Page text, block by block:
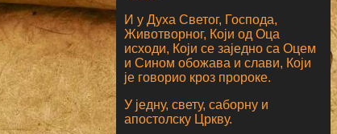
И у Духа Светог, Господа,
Животворног, Који од Оца
исходи, Који се заједно са Оцем
и Сином обожава и слави, Који
је говорио кроз пророке.
У једну, свету, саборну и
апостолску Цркву.